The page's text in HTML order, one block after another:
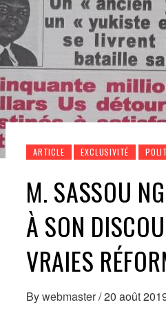
ARTICLE EXCLUSIVITÉ
M. SASSOU
À SON
VRAIES
Bywebmaster/20 août